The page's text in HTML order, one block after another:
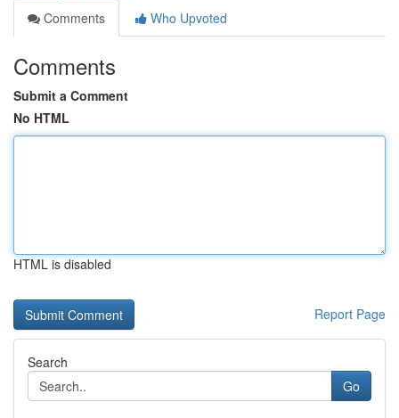
Comments
Who Upvoted
Comments
Submit a Comment
No HTML
HTML is disabled
Report Page
Search
Go